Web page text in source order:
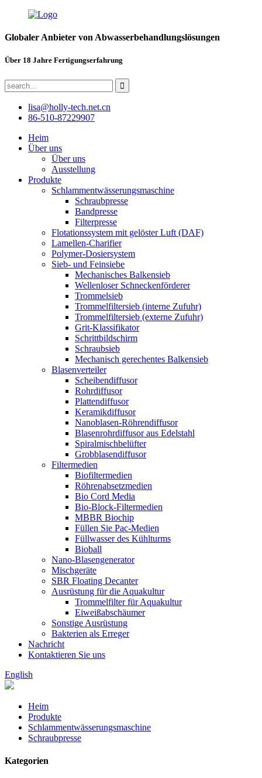
Globaler Anbieter von Abwasserbehandlungslösungen
Über 18 Jahre Fertigungserfahrung
lisa@holly-tech.net.cn
86-510-87229907
Heim
Über uns
Über uns
Ausstellung
Produkte
Schlammentwässerungsmaschine
Schraubpresse
Bandpresse
Filterpresse
Flotationssystem mit gelöster Luft (DAF)
Lamellen-Charifier
Polymer-Dosiersystem
Sieb- und Feinsiebe
Mechanisches Balkensieb
Wellenloser Schneckenförderer
Trommelsieb
Trommelfiltersieb (interne Zufuhr)
Trommelfiltersieb (externe Zufuhr)
Grit-Klassifikator
Schrittbildschirm
Schraubsieb
Mechanisch gerechentes Balkensieb
Blasenverteiler
Scheibendiffusor
Rohrdiffusor
Plattendiffusor
Keramikdiffusor
Nanoblasen-Röhrendiffusor
Blasenrohrdiffusor aus Edelstahl
Spiralmischbelüfter
Grobblasendiffusor
Filtermedien
Biofiltermedien
Röhrenabsetzmedien
Bio Cord Media
Bio-Block-Filtermedien
MBBR Biochip
Füllen Sie Pac-Medien
Füllwasser des Kühlturms
Bioball
Nano-Blasengenerator
Mischgeräte
SBR Floating Decanter
Ausrüstung für die Aquakultur
Trommelfilter für Aquakultur
Eiweißabschäumer
Sonstige Ausrüstung
Bakterien als Erreger
Nachricht
Kontaktieren Sie uns
English
Heim
Produkte
Schlammentwässerungsmaschine
Schraubpresse
Kategorien